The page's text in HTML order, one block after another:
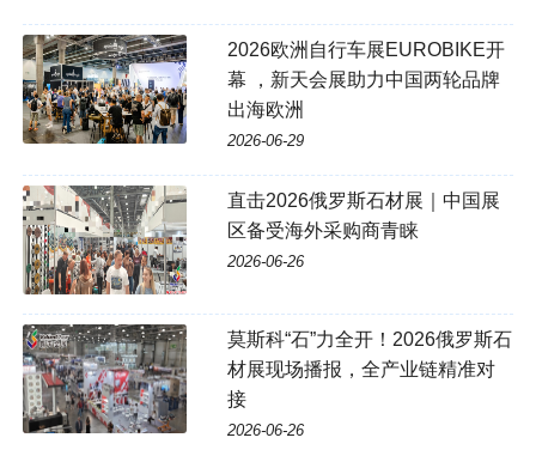
2026欧洲自行车展EUROBIKE开
幕 ，新天会展助力中国两轮品牌
出海欧洲
2026-06-29
直击2026俄罗斯石材展｜中国展
区备受海外采购商青睐
2026-06-26
莫斯科“石”力全开！2026俄罗斯石
材展现场播报，全产业链精准对
接
2026-06-26